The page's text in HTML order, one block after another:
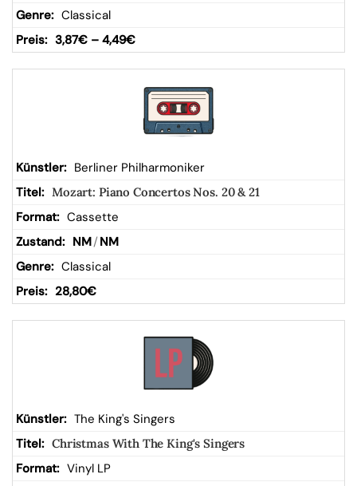
Classical
3,87€ – 4,49€
Berliner Philharmoniker
Mozart: Piano Concertos Nos. 20 & 21
Cassette
NM/ NM
Classical
28,80€
The King's Singers
Christmas With The King's Singers
Vinyl LP